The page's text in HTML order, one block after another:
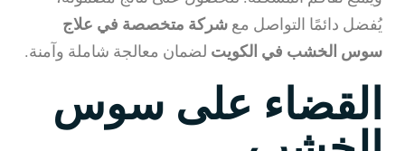
يُفضل دائمًا التواصل مع شركة متخصصة في علاج
سوس الخشب في الكويت لضمان معالجة شاملة وآمنة.
القضاء على سوس